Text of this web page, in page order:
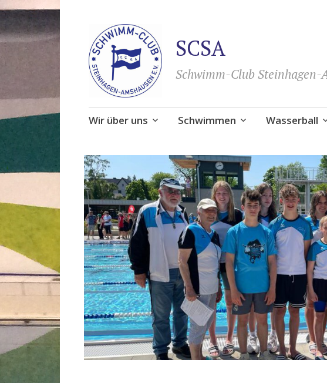
SCSA
Schwimm-Club Steinhagen-
Zum
Wir über uns Schwimmen Wasserball